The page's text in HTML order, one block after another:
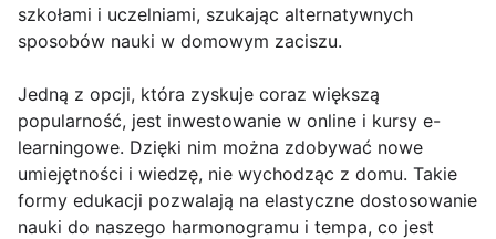
szkołami i uczelniami, szukając alternatywnych
sposobów nauki w domowym zaciszu.
Jedną z opcji, która zyskuje coraz większą
popularność, jest inwestowanie w online i kursy e-
learningowe. Dzięki nim można zdobywać nowe
umiejętności i wiedzę, nie wychodząc z domu. Takie
formy edukacji pozwalają na elastyczne dostosowanie
nauki do naszego harmonogramu i tempa, co jest